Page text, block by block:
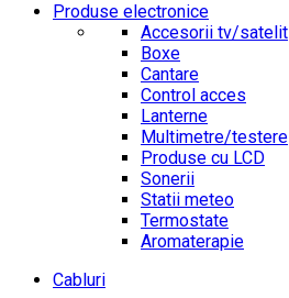
Produse electronice
Accesorii tv/satelit
Boxe
Cantare
Control acces
Lanterne
Multimetre/testere
Produse cu LCD
Sonerii
Statii meteo
Termostate
Aromaterapie
Cabluri